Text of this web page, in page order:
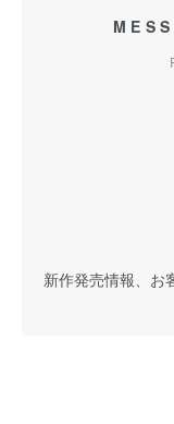
新作発売情報、お